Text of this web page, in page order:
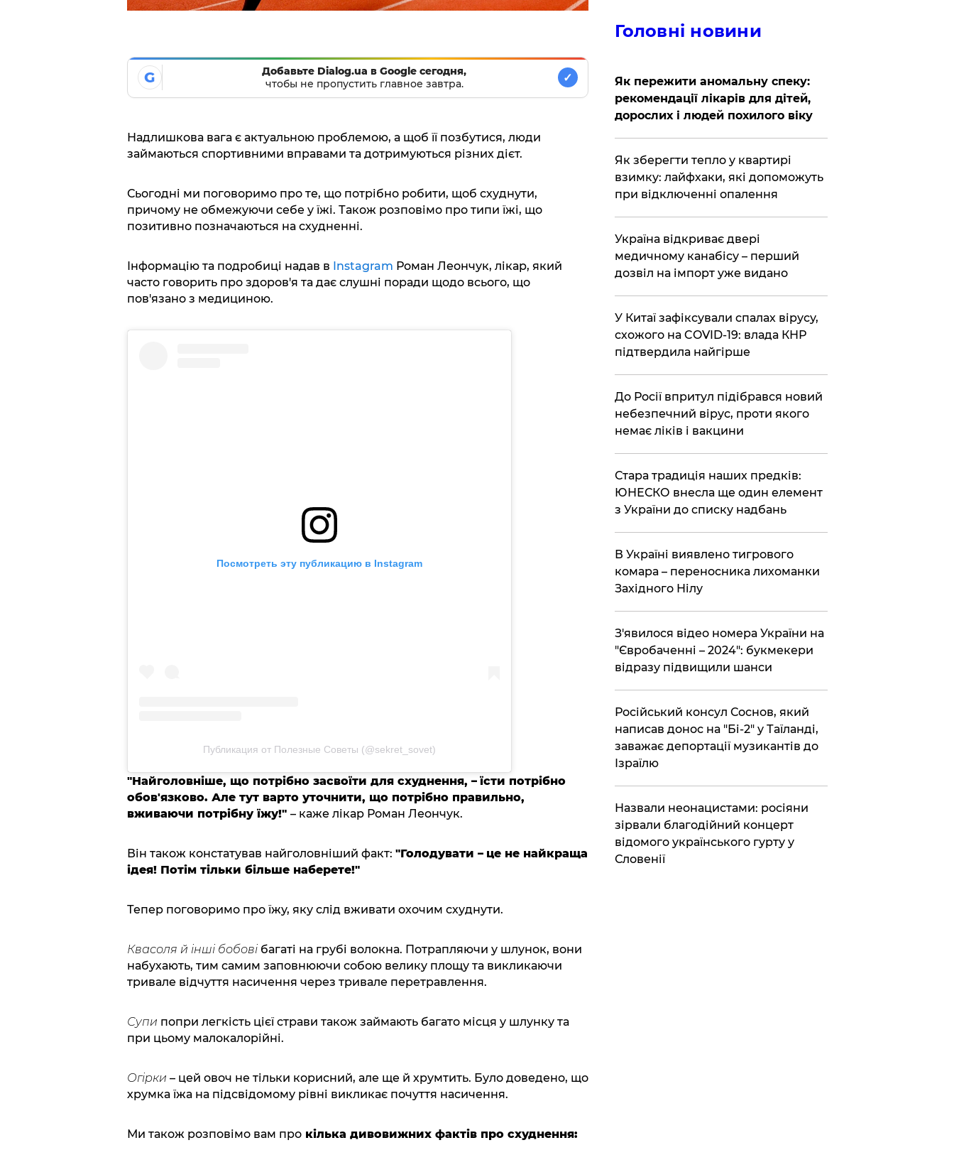
G
Добавьте Dialog.ua в Google сегодня,
чтобы не пропустить главное завтра.
✓
Надлишкова вага є актуальною проблемою, а щоб її позбутися, люди
займаються спортивними вправами та дотримуються різних дієт.
Сьогодні ми поговоримо про те, що потрібно робити, щоб схуднути,
причому не обмежуючи себе у їжі. Також розповімо про типи їжі, що
позитивно позначаються на схудненні.
Інформацію та подробиці надав в Instagram Роман Леончук, лікар, який
часто говорить про здоров'я та дає слушні поради щодо всього, що
пов'язано з медициною.
Посмотреть эту публикацию в Instagram
Публикация от Полезные Советы (@sekret_sovet)
"Найголовніше, що потрібно засвоїти для схуднення, – їсти потрібно
обов'язково. Але тут варто уточнити, що потрібно правильно,
вживаючи потрібну їжу!" – каже лікар Роман Леончук.
Він також констатував найголовніший факт: "Голодувати – це не найкраща
ідея! Потім тільки більше наберете!"
Тепер поговоримо про їжу, яку слід вживати охочим схуднути.
Квасоля й інші бобовібагаті на грубі волокна. Потрапляючи у шлунок, вони
набухають, тим самим заповнюючи собою велику площу та викликаючи
тривале відчуття насичення через тривале перетравлення.
Супи попри легкість цієї страви також займають багато місця у шлунку та
при цьому малокалорійні.
Огірки – цей овоч не тільки корисний, але ще й хрумтить. Було доведено, що
хрумка їжа на підсвідомому рівні викликає почуття насичення.
Ми також розповімо вам прокілька дивовижних фактів про схуднення:
Головні новини
Як пережити аномальну спеку:
рекомендації лікарів для дітей,
дорослих і людей похилого віку
Як зберегти тепло у квартирі
взимку: лайфхаки, які допоможуть
при відключенні опалення
Україна відкриває двері
медичному канабісу – перший
дозвіл на імпорт уже видано
У Китаї зафіксували спалах вірусу,
схожого на COVID-19: влада КНР
підтвердила найгірше
До Росії впритул підібрався новий
небезпечний вірус, проти якого
немає ліків і вакцини
Стара традиція наших предків:
ЮНЕСКО внесла ще один елемент
з України до списку надбань
В Україні виявлено тигрового
комара – переносника лихоманки
Західного Нілу
З'явилося відео номера України на
"Євробаченні – 2024": букмекери
відразу підвищили шанси
Російський консул Соснов, який
написав донос на "Бі-2" у Таїланді,
заважає депортації музикантів до
Ізраїлю
Назвали неонацистами: росіяни
зірвали благодійний концерт
відомого українського гурту у
Словенії